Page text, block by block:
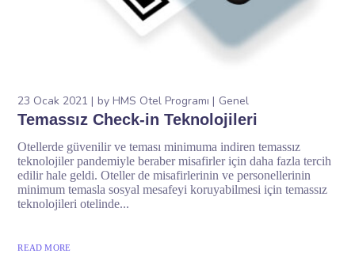
23 Ocak 2021 byHMS Otel Programı Genel
Temassız Check-in Teknolojileri
Otellerde güvenilir ve teması minimuma indiren temassız
teknolojiler pandemiyle beraber misafirler için daha fazla tercih
edilir hale geldi. Oteller de misafirlerinin ve personellerinin
minimum temasla sosyal mesafeyi koruyabilmesi için temassız
teknolojileri otelinde...
READ MORE